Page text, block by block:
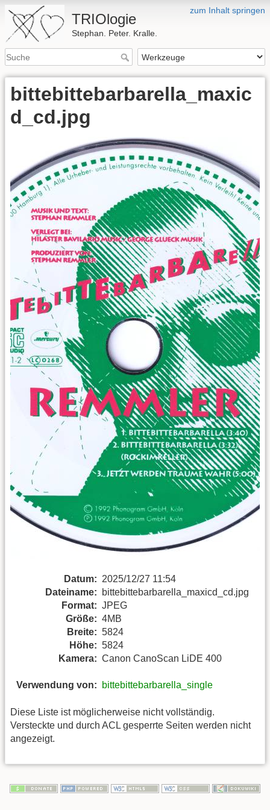
zum Inhalt springen
TRIOlogie
Stephan. Peter. Kralle.
bittebittebarbarella_maxic
d_cd.jpg
Datum: 2025/12/27 11:54
Dateiname:
bittebittebarbarella_maxicd_cd.jpg
Format: JPEG
Größe: 4MB
Breite: 5824
Höhe: 5824
Kamera: Canon CanoScan LiDE 400
Verwendung von: bittebittebarbarella_single
Diese Liste ist möglicherweise nicht vollständig.
Versteckte und durch ACL gesperrte Seiten werden nicht
angezeigt.